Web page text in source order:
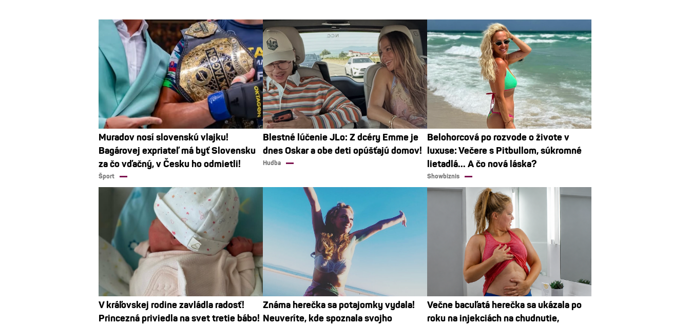
Muradov nosí slovenskú vlajku!
Bagárovej expriateľ má byť Slovensku
za čo vďačný, v Česku ho odmietli!
Šport
Blestné lúčenie JLo: Z dcéry Emme je
dnes Oskar a obe deti opúšťajú domov!
Hudba
Belohorcová po rozvode o živote v
luxuse: Večere s Pitbullom, súkromné
lietadlá... A čo nová láska?
Showbiznis
V kráľovskej rodine zavládla radosť!
Princezná priviedla na svet tretie bábo!
Známa herečka sa potajomky vydala!
Neuveríte, kde spoznala svojho
Večne bacuľatá herečka sa ukázala po
roku na injekciách na chudnutie,